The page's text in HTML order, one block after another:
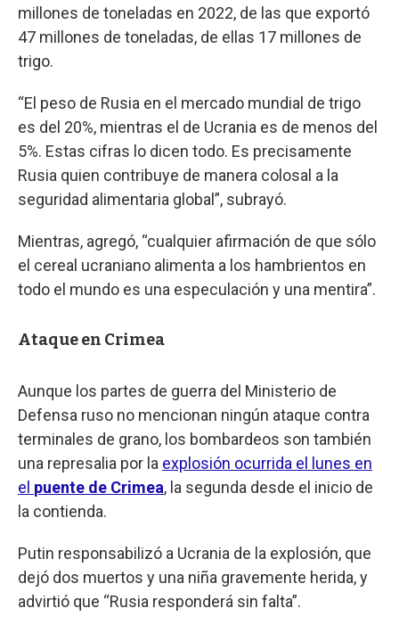
millones de toneladas en 2022, de las que exportó
47 millones de toneladas, de ellas 17 millones de
trigo.
“El peso de Rusia en el mercado mundial de trigo
es del 20%, mientras el de Ucrania es de menos del
5%. Estas cifras lo dicen todo. Es precisamente
Rusia quien contribuye de manera colosal a la
seguridad alimentaria global”, subrayó.
Mientras, agregó, “cualquier afirmación de que sólo
el cereal ucraniano alimenta a los hambrientos en
todo el mundo es una especulación y una mentira”.
Ataque en Crimea
Aunque los partes de guerra del Ministerio de
Defensa ruso no mencionan ningún ataque contra
terminales de grano, los bombardeos son también
una represalia por la explosión ocurrida el lunes en
el puente de Crimea, la segunda desde el inicio de
la contienda.
Putin responsabilizó a Ucrania de la explosión, que
dejó dos muertos y una niña gravemente herida, y
advirtió que “Rusia responderá sin falta”.